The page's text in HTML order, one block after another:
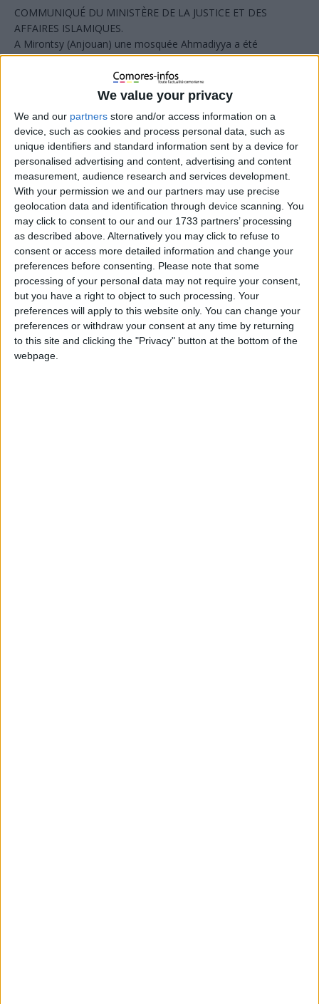
We value your privacy
We and our partners store and/or access information on a
device, such as cookies and process personal data, such as
unique identifiers and standard information sent by a device for
personalised advertising and content, advertising and content
measurement, audience research and services development.
With your permission we and our partners may use precise
geolocation data and identification through device scanning. You
may click to consent to our and our 1733 partners’ processing
as described above. Alternatively you may click to refuse to
consent or access more detailed information and change your
preferences before consenting. Please note that some
processing of your personal data may not require your consent,
but you have a right to object to such processing. Your
preferences will apply to this website only. You can change your
preferences or withdraw your consent at any time by returning
to this site and clicking the "Privacy" button at the bottom of the
webpage.
​COMMUNIQUÉ DU MINISTÈRE DE LA JUSTICE ET DES
AFFAIRES ISLAMIQUES.
A Mirontsy (Anjouan) une mosquée Ahmadiyya a été
transformée en Commissariat de Police. Le Ministère de la
Justice et des Affaires Islamiques, dont les compétences
couvrent les affaires religieuses, lieux de cultes et l’application
des textes régissant l’Islam en Union des Comores, informe
qu’il n’a pas été consulté ni associé à cette opération.
Le Ministère chargé des Droits Humains est en l’occurrence
garant des libertés fondamentales ainsi que de la propriété
privée qui demeurent des droits fondamentaux consacrés par
la constitution.
Par conséquent, le Ministère rappelle que toute aliénation,
sous quelque forme que ce soit de la propriété, est soumise à
un ensemble de règles et procédures judiciaires ou
administratives qui tend à la protection de la propriété privée.